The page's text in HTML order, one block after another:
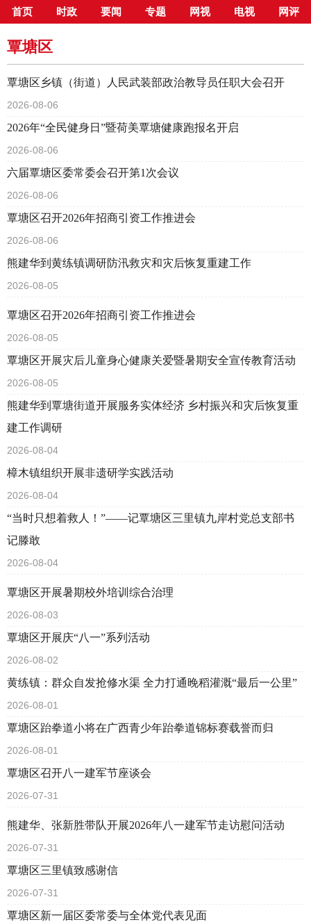
首页 时政 要闻 专题 网视 电视 网评
当前位置： 首页> 新闻中心> 县市区> 覃塘区
覃塘区
覃塘区乡镇（街道）人民武装部政治教导员任职大会召开
2026-08-06
2026年“全民健身日”暨荷美覃塘健康跑报名开启
2026-08-06
六届覃塘区委常委会召开第1次会议
2026-08-06
覃塘区召开2026年招商引资工作推进会
2026-08-06
熊建华到黄练镇调研防汛救灾和灾后恢复重建工作
2026-08-05
覃塘区召开2026年招商引资工作推进会
2026-08-05
覃塘区开展灾后儿童身心健康关爱暨暑期安全宣传教育活动
2026-08-05
熊建华到覃塘街道开展服务实体经济 乡村振兴和灾后恢复重
建工作调研
2026-08-04
樟木镇组织开展非遗研学实践活动
2026-08-04
“当时只想着救人！”——记覃塘区三里镇九岸村党总支部书
记滕敢
2026-08-04
覃塘区开展暑期校外培训综合治理
2026-08-03
覃塘区开展庆“八一”系列活动
2026-08-02
黄练镇：群众自发抢修水渠 全力打通晚稻灌溉“最后一公里”
2026-08-01
覃塘区跆拳道小将在广西青少年跆拳道锦标赛载誉而归
2026-08-01
覃塘区召开八一建军节座谈会
2026-07-31
熊建华、张新胜带队开展2026年八一建军节走访慰问活动
2026-07-31
覃塘区三里镇致感谢信
2026-07-31
覃塘区新一届区委常委与全体党代表见面